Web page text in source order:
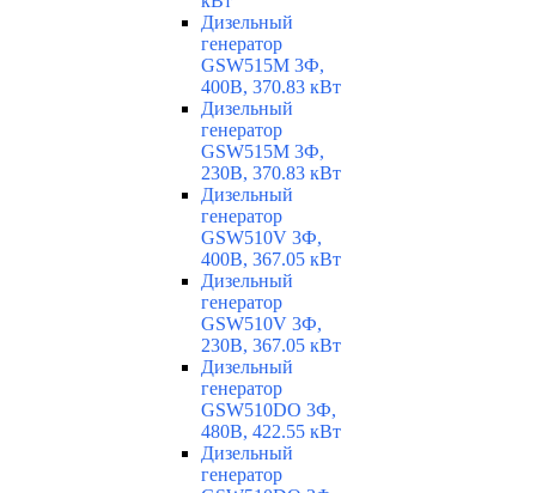
Дизельный
генератор
GSW515M 3Ф,
400В, 370.83 кВт
Дизельный
генератор
GSW515M 3Ф,
230В, 370.83 кВт
Дизельный
генератор
GSW510V 3Ф,
400В, 367.05 кВт
Дизельный
генератор
GSW510V 3Ф,
230В, 367.05 кВт
Дизельный
генератор
GSW510DO 3Ф,
480В, 422.55 кВт
Дизельный
генератор